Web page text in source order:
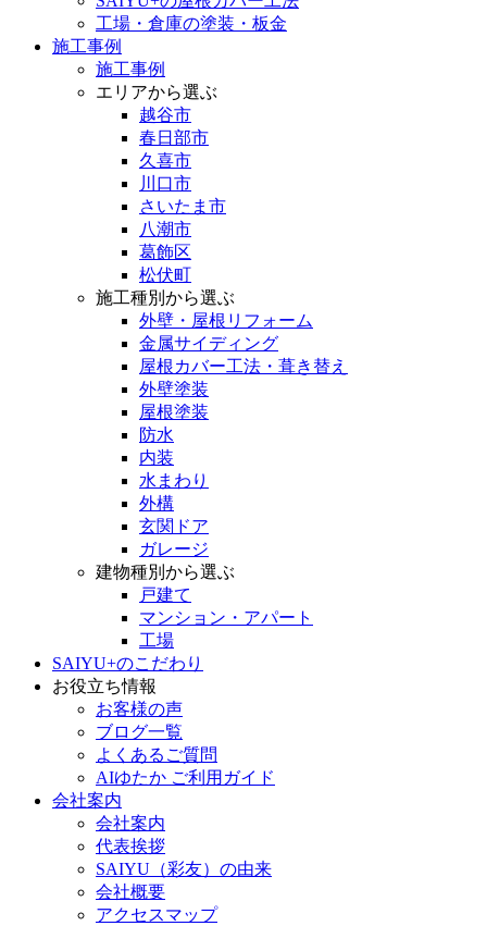
工場・倉庫の塗装・板金
施工事例
施工事例
エリアから選ぶ
越谷市
春日部市
久喜市
川口市
さいたま市
八潮市
葛飾区
松伏町
施工種別から選ぶ
外壁・屋根リフォーム
金属サイディング
屋根カバー工法・葺き替え
外壁塗装
屋根塗装
防水
内装
水まわり
外構
玄関ドア
ガレージ
建物種別から選ぶ
戸建て
マンション・アパート
工場
SAIYU+のこだわり
お役立ち情報
お客様の声
ブログ一覧
よくあるご質問
AIゆたか ご利用ガイド
会社案内
会社案内
代表挨拶
SAIYU（彩友）の由来
会社概要
アクセスマップ